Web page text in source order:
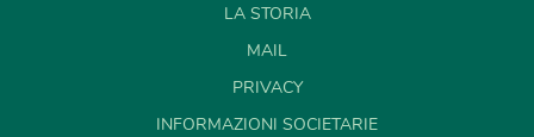
LA STORIA
MAIL
PRIVACY
INFORMAZIONI SOCIETARIE